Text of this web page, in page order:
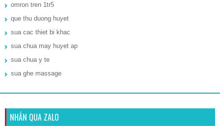
omron tren 1tr5
que thu duong huyet
sua cac thiet bi khac
sua chua may huyet ap
sua chua y te
sua ghe massage
NHẮN QUA ZALO